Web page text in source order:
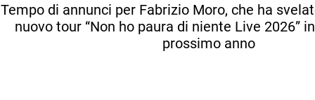
Tempo di annunci per Fabrizio Moro, che ha
nuovo tour “Non ho paura di niente Live 2026”
prossimo anno